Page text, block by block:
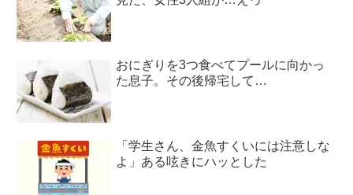
おにぎりを3つ食べてプールに向かっ
た息子。その後帰宅して…
「学生さん、金魚すくいには注意しな
よ」ある呟きにハッとした